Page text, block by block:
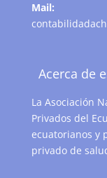
Mail:
Acerca de
La Asociación
Privados del
ecuatorianos y
privado de